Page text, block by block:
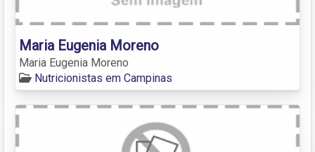
Maria Eugenia Moreno
Maria Eugenia Moreno
Nutricionistas em Campinas